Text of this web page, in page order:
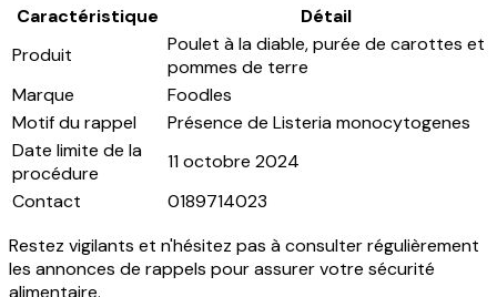
Caractéristique
Détail
Produit
Poulet à la diable, purée de carottes et
pommes de terre
Marque
Foodles
Motif du rappel
Présence de Listeria monocytogenes
Date limite de la
procédure
11 octobre 2024
Contact
0189714023
Restez vigilants et n'hésitez pas à consulter régulièrement
les annonces de rappels pour assurer votre sécurité